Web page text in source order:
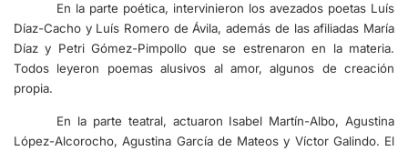
En la parte poética, intervinieron los avezados poetas Luís
Díaz-Cacho y Luís Romero de Ávila, además de las afiliadas María
Díaz y Petri Gómez-Pimpollo que se estrenaron en la materia.
Todos leyeron poemas alusivos al amor, algunos de creación
propia.
En la parte teatral, actuaron Isabel Martín-Albo, Agustina
López-Alcorocho, Agustina García de Mateos y Víctor Galindo. El